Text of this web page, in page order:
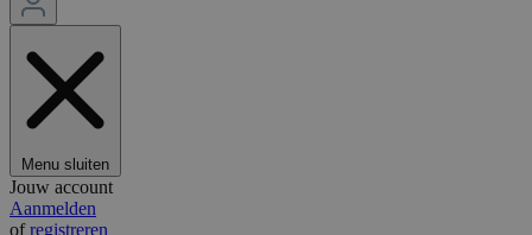
Menu sluiten
Jouw account
Aanmelden
ofregistreren